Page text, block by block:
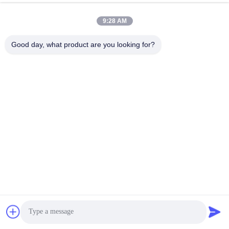
Κονσερβοποιημένων Τροφίμων
γραμμή παραγωγής
9:28 AM
Good day, what product are you looking for?